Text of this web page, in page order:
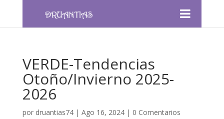
VERDE-Tendencias
Otoño/Invierno 2025-
2026
por druantias74| Ago 16, 2024| 0 Comentarios